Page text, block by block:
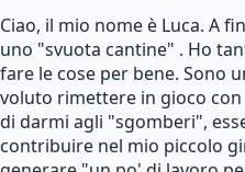
Ciao, il mio nome è Luca. A
uno "svuota cantine" . Ho
fare le cose per bene. Sono
voluto rimettere in gioco
di darmi agli "sgomberi",
contribuire nel mio piccolo